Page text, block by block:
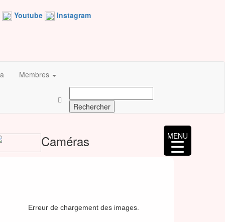
Youtube Instagram
Membres
Caméras
Erreur de chargement des images.
MENU